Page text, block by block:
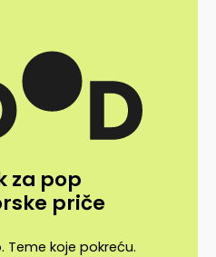
za pop
priče
Teme koje pokreću.